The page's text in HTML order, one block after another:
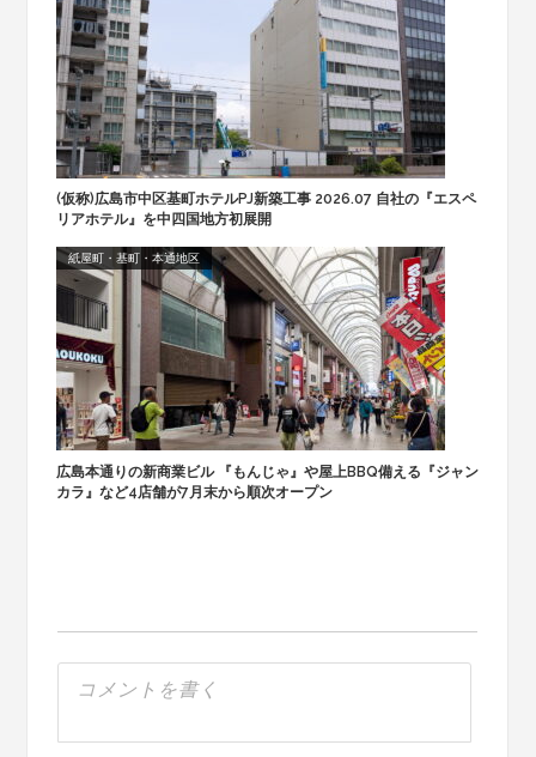
(仮称)広島市中区基町ホテルPJ新築工事 2026.07 自社の『エスペ
リアホテル』を中四国地方初展開
紙屋町・基町・本通地区
広島本通りの新商業ビル 『もんじゃ』や屋上BBQ備える『ジャン
カラ』など4店舗が7月末から順次オープン